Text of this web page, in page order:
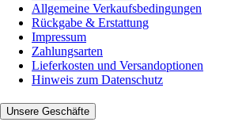
Allgemeine Verkaufsbedingungen
Rückgabe & Erstattung
Impressum
Zahlungsarten
Lieferkosten und Versandoptionen
Hinweis zum Datenschutz
Unsere Geschäfte